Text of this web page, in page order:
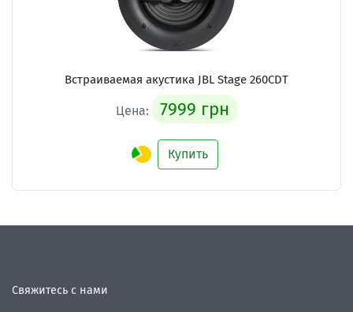
Встраиваемая акустика JBL Stage 260CDT
Цена: 7999 грн
Купить
Свяжитесь с нами